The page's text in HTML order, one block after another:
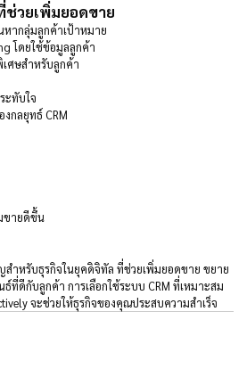
ช่วยเพิ่มยอดขาย
หากลุ่มลูกค้าเป้าหมาย
โดยใช้ข้อมูลลูกค้า
ศษสำหรับลูกค้า
ะทับใจ
กลยุทธ์ CRM
ขายดีขึ้น
สำหรับธุรกิจในยุคดิจิทัล ที่ช่วยเพิ่มยอดขาย ขยาย
ที่ดีกับลูกค้า การเลือกใช้ระบบ CRM ที่เหมาะสม
จะช่วยให้ธุรกิจของคุณประสบความสำเร็จ